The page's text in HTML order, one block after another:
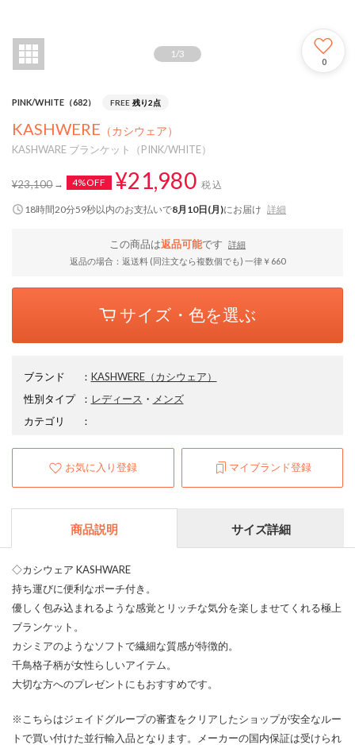
1 /3
0
PINK/WHITE（682） FREE 残り2点
KASHWERE （カシウェア）
KASHWARE ブランケット（PINK/WHITE）
¥23,100 4%OFF ¥21,980 税込
18時間20分58秒以内のお支払いで8月10日(月)にお届け 詳細
この商品は返品可能です
詳細
返品の場合：返送料 (同注文なら複数個でも) 一律￥660
サイズ・色を選ぶ
ブランド ： KASHWERE（カシウェア）
性別タイプ
： レディース ・ メンズ
カテゴリ
：
お気に入り登録 マイブランド登録
商品説明 サイズ詳細
◇カシウェア KASHWARE
持ち運びに便利なポーチ付き。
優しく包み込まれるような感覚とリッチな気分を楽しませてくれる極上
ブランケット。
カシミアのようなソフトで繊細な質感が特徴的。
千鳥格子柄が女性らしいアイテム。
大切な方へのプレゼントにもおすすめです。
※こちらはジェイドグループの審査をクリアしたショップが安全なルー
トで買い付けた並行輸入品となります。メーカーの国内保証は受けられ